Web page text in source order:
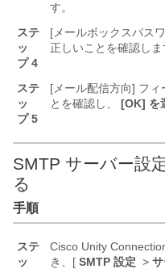
す。
ステ
ッ
プ 4
[メールボックスパス
正しいことを確認しま
ステ
ッ
プ 5
[メール配信方向] フィ
とを確認し、 [OK] を
SMTP サーバー設
る
手順
ステ
ッ
Cisco Unity
き、[ SMTP 設定 >